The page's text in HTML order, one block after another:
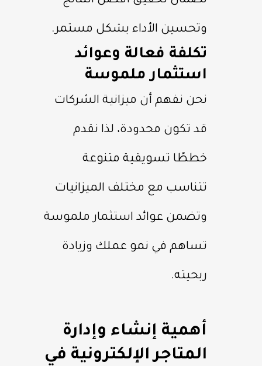
وتحسين الأداء بشكل مستمر.
تكلفة فعالة وعوائد
استثمار ملموسة
نحن نفهم أن ميزانية الشركات
قد تكون محدودة، لذا نقدم
خططًا تسويقية متنوعة
تتناسب مع مختلف الميزانيات
وتضمن عوائد استثمار ملموسة
تساهم في نمو عملك وزيادة
ربحيته.
أهمية إنشاء وإدارة
المتاجر الإلكترونية في